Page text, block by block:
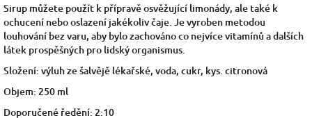
Sirup můžete použít k přípravě osvěžující limonády, ale také k
ochucení nebo oslazení jakékoliv čaje. Je vyroben metodou
louhování bez varu, aby bylo zachováno co nejvíce vitamínů a dalších
látek prospěšných pro lidský organismus.
Složení: výluh ze šalvějě lékařské, voda, cukr, kys. citronová
Objem: 250 ml
Doporučené ředění: 2:10